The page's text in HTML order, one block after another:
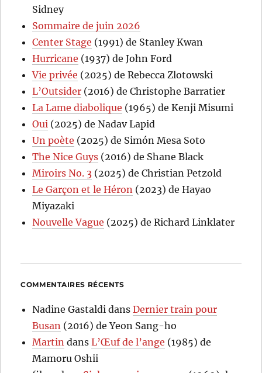
Sidney
Sommaire de juin 2026
Center Stage (1991) de Stanley Kwan
Hurricane (1937) de John Ford
Vie privée (2025) de Rebecca Zlotowski
L’Outsider (2016) de Christophe Barratier
La Lame diabolique (1965) de Kenji Misumi
Oui (2025) de Nadav Lapid
Un poète (2025) de Simón Mesa Soto
The Nice Guys (2016) de Shane Black
Miroirs No. 3 (2025) de Christian Petzold
Le Garçon et le Héron (2023) de Hayao
Miyazaki
Nouvelle Vague (2025) de Richard Linklater
COMMENTAIRES RÉCENTS
Nadine Gastaldi dansDernier train pour
Busan (2016) de Yeon Sang-ho
Martin dansL’Œuf de l’ange (1985) de
Mamoru Oshii